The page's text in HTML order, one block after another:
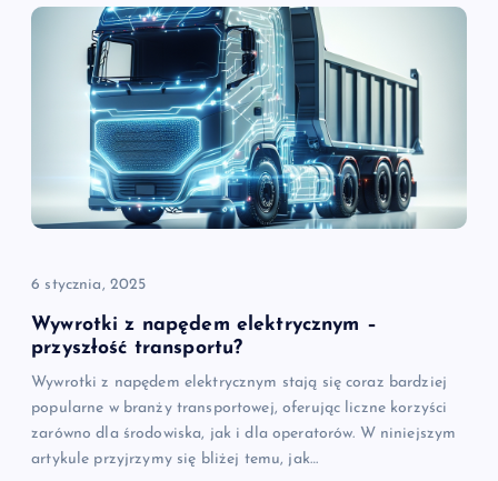
p
s
u
6 stycznia, 2025
Wywrotki z napędem elektrycznym –
przyszłość transportu?
Wywrotki z napędem elektrycznym stają się coraz bardziej
popularne w branży transportowej, oferując liczne korzyści
zarówno dla środowiska, jak i dla operatorów. W niniejszym
artykule przyjrzymy się bliżej temu, jak…